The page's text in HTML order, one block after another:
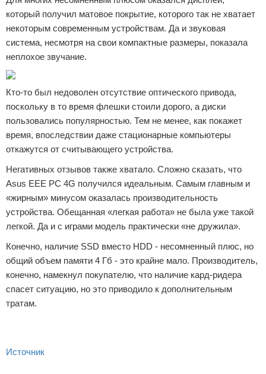
который получил матовое покрытие, которого так не хватает
некоторым современным устройствам. Да и звуковая
система, несмотря на свои компактные размеры, показала
неплохое звучание.
Кто-то был недоволен отсутствие оптического привода,
поскольку в то время флешки стоили дорого, а диски
пользовались популярностью. Тем не менее, как покажет
время, впоследствии даже стационарные компьютеры
откажутся от считывающего устройства.
Негативных отзывов также хватало. Сложно сказать, что
Asus EEE PC 4G получился идеальным. Самым главным и
«жирным» минусом оказалась производительность
устройства. Обещанная «легкая работа» не была уже такой
легкой. Да и с играми модель практически «не дружила».
Конечно, наличие SSD вместо HDD - несомненный плюс, но
общий объем памяти 4 Гб - это крайне мало. Производитель,
конечно, намекнул покупателю, что наличие кард-ридера
спасет ситуацию, но это приводило к дополнительным
тратам.
Источник